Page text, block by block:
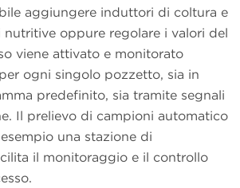
aggiungere induttori di coltura e
nutritive oppure regolare i valori del
viene attivato e monitorato
ogni singolo pozzetto, sia in
predefinito, sia tramite segnali
Il prelievo di campioni automatico
una stazione di
il monitoraggio e il controllo